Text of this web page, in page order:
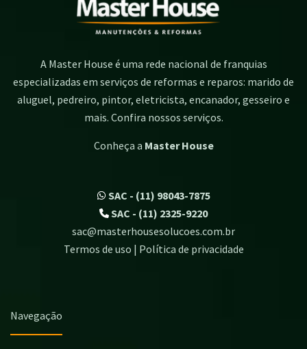
A Master House é uma rede nacional de franquias
especializadas em serviços de reformas e reparos: marido de
aluguel, pedreiro, pintor, eletricista, encanador, gesseiro e
mais. Confira nossos serviços.
Conheça a Master House
SAC - (11) 98043-7875
SAC - (11) 2325-9220
sac@masterhousesolucoes.com.br
Termos de uso | Política de privacidade
Navegação